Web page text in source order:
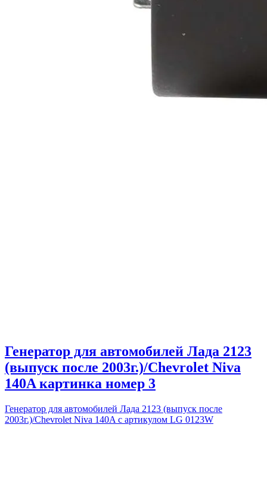
Генератор для автомобилей Лада 2123
(выпуск после 2003г.)/Chevrolet Niva
140A картинка номер 3
Генератор для автомобилей Лада 2123 (выпуск после
2003г.)/Chevrolet Niva 140A с артикулом LG 0123W